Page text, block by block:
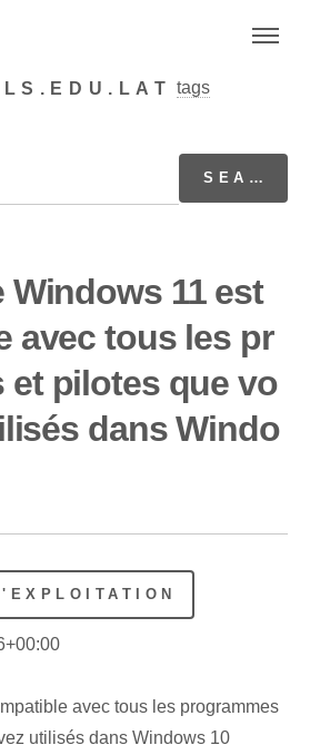
tags
Windows 11 est
avec tous les pr
et pilotes que vo
dans Windo